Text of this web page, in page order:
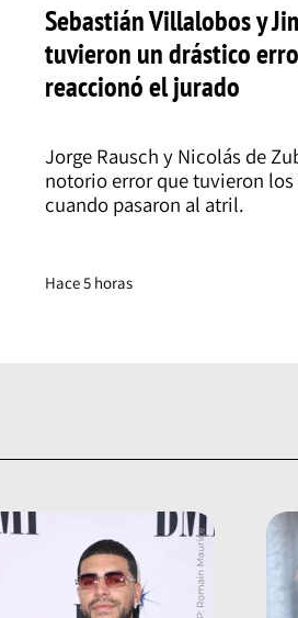
Sebastián Villalobos y
tuvieron un drástico
reaccionó el jurado
Jorge Rausch y Nicolás de
notorio error que tuvieron
cuando pasaron al atril.
Hace 5 horas